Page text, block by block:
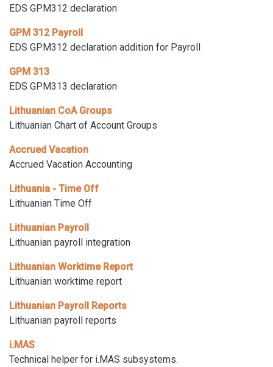
EDS GPM312 declaration
GPM 312 Payroll
EDS GPM312 declaration addition for Payroll
GPM 313
EDS GPM313 declaration
Lithuanian CoA Groups
Lithuanian Chart of Account Groups
Accrued Vacation
Accrued Vacation Accounting
Lithuania - Time Off
Lithuanian Time Off
Lithuanian Payroll
Lithuanian payroll integration
Lithuanian Worktime Report
Lithuanian worktime report
Lithuanian Payroll Reports
Lithuanian payroll reports
i.MAS
Technical helper for i.MAS subsystems.